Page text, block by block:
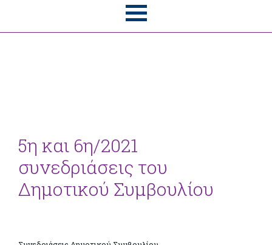
5η και 6η/2021
συνεδριάσεις του
Δημοτικού Συμβουλίου